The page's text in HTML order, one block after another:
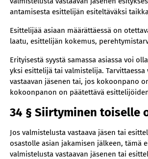
antamisesta esittelijän esiteltäväksi
Esittelijää asiaan määrättäessä on
laatu, esittelijän kokemus,
Erityisestä syystä samassa asiassa voi
yksi esittelijä tai valmistelija. Tarvittaessa
vastaavan jäsenen tai, jos kokoonpano
kokoonpanon on päätettävä
34 § Siirtyminen toiselle
Jos valmistelusta vastaava jäsen tai
osastolle asian jakamisen jälkeen, tämä
valmistelusta vastaavan jäsenen tai